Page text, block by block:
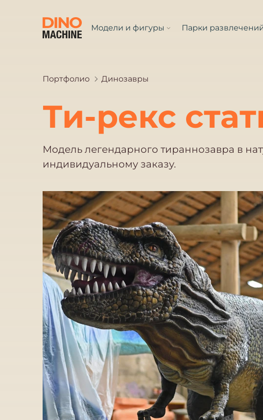
Модели и фигуры Парки
Портфолио Динозавры
Ти-рекс
Модель легендарного тираннозавра в
индивидуальному заказу.